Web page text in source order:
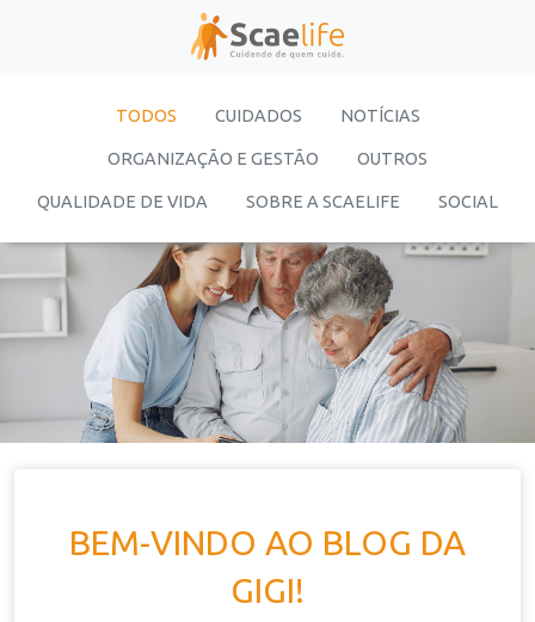
TODOS CUIDADOS NOTÍCIAS
ORGANIZAÇÃO E GESTÃO OUTROS
QUALIDADE DE VIDA SOBRE A SCAELIFE SOCIAL
BEM-VINDO AO BLOG DA
GIGI!